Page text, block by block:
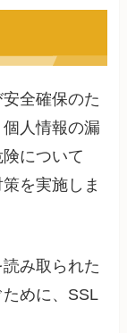
全確保のた
人情報の漏
について
を実施しま
み取られた
めに、SSL